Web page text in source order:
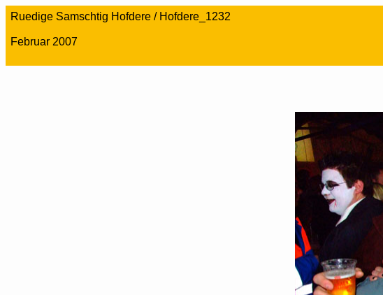
Ruedige Samschtig Hofdere / Hofdere_1232
Februar 2007